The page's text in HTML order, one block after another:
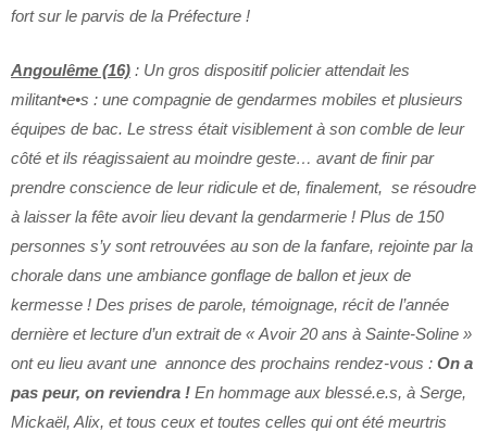
fort sur le parvis de la Préfecture !
Angoulême (16) : Un gros dispositif policier attendait les
militant•e•s : une compagnie de gendarmes mobiles et plusieurs
équipes de bac. Le stress était visiblement à son comble de leur
côté et ils réagissaient au moindre geste… avant de finir par
prendre conscience de leur ridicule et de, finalement, se résoudre
à laisser la fête avoir lieu devant la gendarmerie ! Plus de 150
personnes s’y sont retrouvées au son de la fanfare, rejointe par la
chorale dans une ambiance gonflage de ballon et jeux de
kermesse ! Des prises de parole, témoignage, récit de l’année
dernière et lecture d’un extrait de « Avoir 20 ans à Sainte-Soline »
ont eu lieu avant une annonce des prochains rendez-vous : On a
pas peur, on reviendra ! En hommage aux blessé.e.s, à Serge,
Mickaël, Alix, et tous ceux et toutes celles qui ont été meurtris